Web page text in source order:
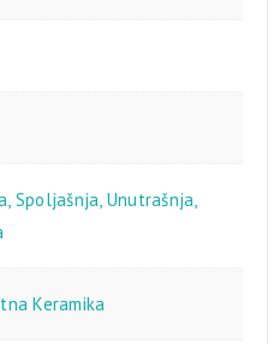
, Spoljašnja, Unutrašnja,
Keramika